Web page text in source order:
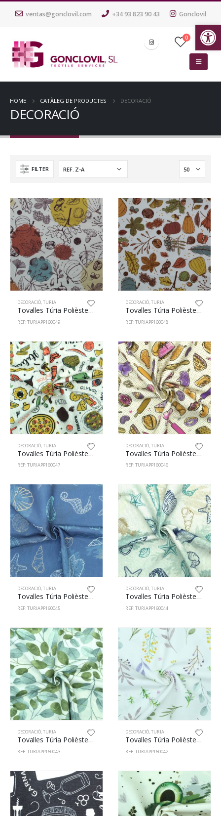
ventas@gonclovil.com +34 93 823 90 43 Gonclovil
0
HOME CATÀLEG DE PRODUCTES DECORACIÓ
DECORACIÓ
FILTER
DECORACIÓ,TURIA
Tovalles Túria Polièster 100% 160cm Tardor 49
REF: TURIAPP160049
DECORACIÓ,TURIA
Tovalles Túria Polièster 100% 160cm Tardor 48
REF: TURIAPP160048
DECORACIÓ,TURIA
Tovalles Túria Polièster 100% 160cm Pasta 47
REF: TURIAPP160047
DECORACIÓ,TURIA
Tovalles Túria Polièster 100% 160cm Pastisseria 46
REF: TURIAPP160046
DECORACIÓ,TURIA
Tovalles Túria Polièster 100% 160cm Marí 45
REF: TURIAPP160045
DECORACIÓ,TURIA
Tovalles Túria Polièster 100% 160cm Marí 44
REF: TURIAPP160044
DECORACIÓ,TURIA
Tovalles Túria Polièster 100% 160cm Branca 43
REF: TURIAPP160043
DECORACIÓ,TURIA
Tovalles Túria Polièster 100% 160cm Aromàtiques 42
REF: TURIAPP160042